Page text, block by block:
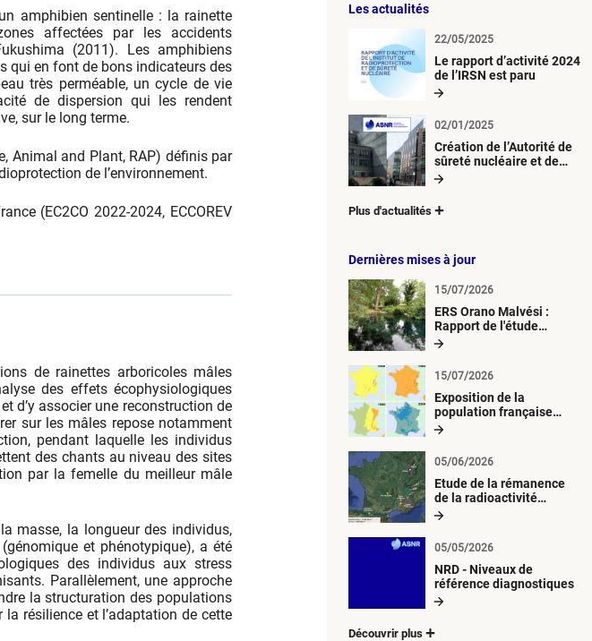
amphibien sentinelle : la rainette
affectées par les accidents
(2011). Les amphibiens
qui en font de bons indicateurs des
très perméable, un cycle de vie
de dispersion qui les rendent
sur le long terme.
Animal and Plant, RAP) définis par
de l’environnement.
(EC2CO 2022-2024, ECCOREV
de rainettes arboricoles mâles
des effets écophysiologiques
d’y associer une reconstruction de
sur les mâles repose notamment
pendant laquelle les individus
des chants au niveau des sites
par la femelle du meilleur mâle
masse, la longueur des individus,
et phénotypique), a été
des individus aux stress
Parallèlement, une approche
la structuration des populations
résilience et l’adaptation de cette
Les actualités
Le rapport d’activité 2024
de l’IRSN est paru
22/05/2025
Création de l’Autorité de
sûreté nucléaire et de
radioprotection (ASNR)
02/01/2025
Plus d'actualités
Dernières mises à jour
ERS Orano Malvési :
Rapport de l'étude
radiologique du milieu
15/07/2026
Exposition de la
population française
métropolitaine aux
atmosphériques
radioactives depuis 1945
15/07/2026
Etude de la rémanence
de la radioactivité
d’origine artificielle
05/06/2026
NRD - Niveaux de
référence diagnostiques
05/05/2026
Découvrir plus